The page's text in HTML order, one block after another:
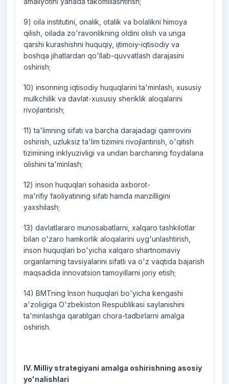
9) oila institutini, onalik, otalik va bolalikni himoya
qilish, oilada zo'ravonlikning oldini olish va unga
qarshi kurashishni huquqiy, ijtimoiy-iqtisodiy va
boshqa jihatlardan qo'llab-quvvatlash darajasini
oshirish;
10) insonning iqtisodiy huquqlarini ta'minlash, xususiy
mulkchilik va davlat-xususiy sheriklik aloqalarini
rivojlantirish;
11) ta'limning sifati va barcha darajadagi qamrovini
oshirish, uzluksiz ta'lim tizimini rivojlantirish, o'qitish
tizimining inklyuzivligi va undan barchaning foydalana
olishini ta'minlash;
12) inson huquqlari sohasida axborot-
ma'rifiy faoliyatining sifati hamda manzilligini
yaxshilash;
13) davlatlararo munosabatlarni, xalqaro tashkilotlar
bilan o'zaro hamkorlik aloqalarini uyg'unlashtirish,
inson huquqlari bo'yicha xalqaro shartnomaviy
organlarning tavsiyalarini sifatli va o'z vaqtida bajarish
maqsadida innovatsion tamoyillarni joriy etish;
14) BMTning Inson huquqlari bo'yicha kengashi
a'zoligiga O'zbekiston Respublikasi saylanishini
ta'minlashga qaratilgan chora-tadbirlarni amalga
oshirish.
IV. Milliy strategiyani amalga oshirishning asosiy
yo'nalishlari